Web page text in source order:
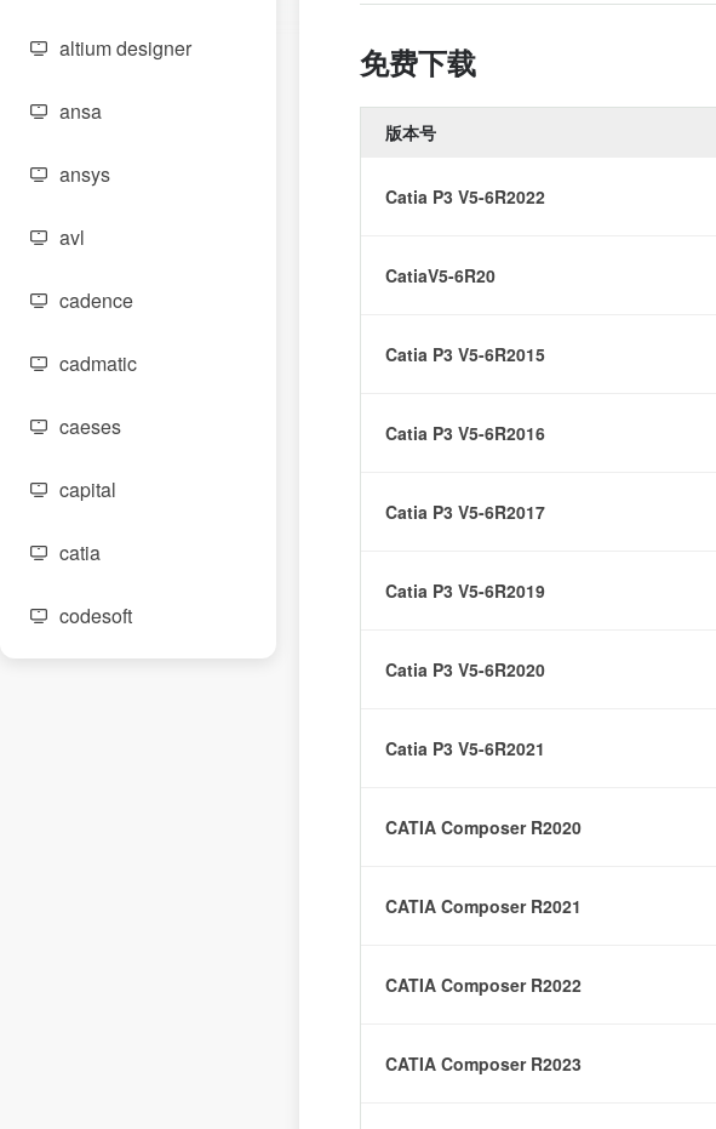
altium designer
ansa
ansys
avl
cadence
cadmatic
caeses
capital
catia
codesoft
免费下载
版本号
Catia P3 V5-6R2022
CatiaV5-6R20
Catia P3 V5-6R2015
Catia P3 V5-6R2016
Catia P3 V5-6R2017
Catia P3 V5-6R2019
Catia P3 V5-6R2020
Catia P3 V5-6R2021
CATIA Composer R2020
CATIA Composer R2021
CATIA Composer R2022
CATIA Composer R2023